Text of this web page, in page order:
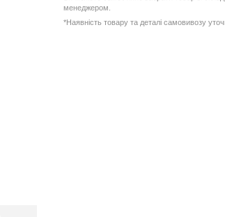
менеджером.
*Наявність товару та деталі самовивозу